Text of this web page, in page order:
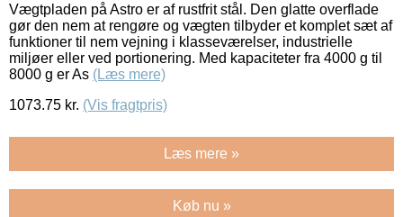
Vægtpladen på Astro er af rustfrit stål. Den glatte overflade
gør den nem at rengøre og vægten tilbyder et komplet sæt af
funktioner til nem vejning i klasseværelser, industrielle
miljøer eller ved portionering. Med kapaciteter fra 4000 g til
8000 g er As (Læs mere)
1073.75 kr. (Vis fragtpris)
Læs mere »
Køb nu »